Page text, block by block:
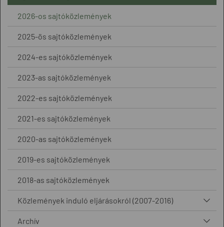
2026-os sajtóközlemények
2025-ös sajtóközlemények
2024-es sajtóközlemények
2023-as sajtóközlemények
2022-es sajtóközlemények
2021-es sajtóközlemények
2020-as sajtóközlemények
2019-es sajtóközlemények
2018-as sajtóközlemények
Közlemények induló eljárásokról (2007-2016)
Archív